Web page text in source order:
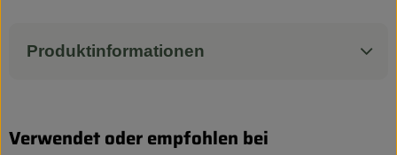
Produktinformationen
Verwendet oder empfohlen bei